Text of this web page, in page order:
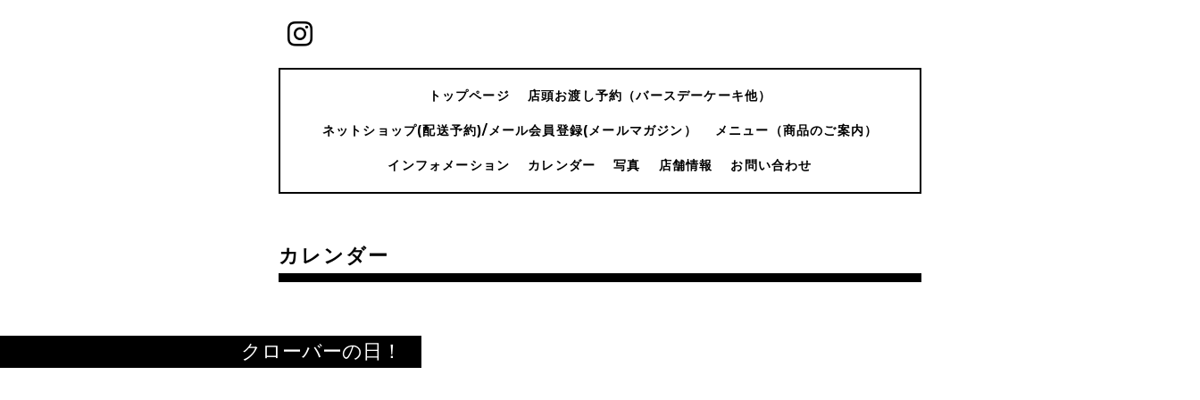
トップページ 店頭お渡し予約（バースデーケーキ他）
ネットショップ(配送予約)/メール会員登録(メールマガジン） メニュー（商品のご案内）
インフォメーション カレンダー 写真 店舗情報 お問い合わせ
カレンダー
クローバーの日！